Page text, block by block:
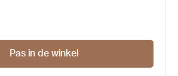
Pas in de winkel